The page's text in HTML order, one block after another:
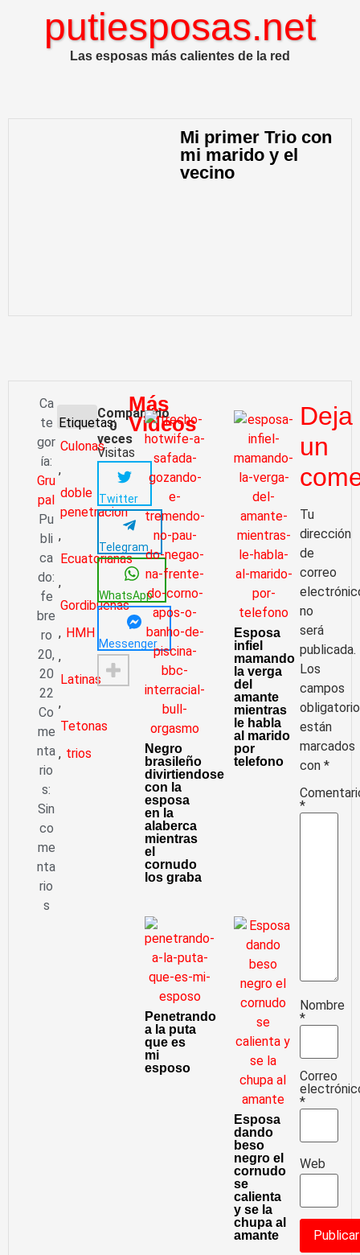
putiesposas.net
Las esposas más calientes de la red
Mi primer Trio con
mi marido y el
vecino
Ca
te
gor
ía:
Gru
pal
Pu
bli
ca
do:
fe
bre
ro
20,
20
22
Co
me
nta
rio
s:
Sin
co
me
nta
rio
s
Etiquetas:
Culonas
,
doble
penetracion
,
Ecuatorianas
,
Gordibuenas
, HMH
,
Latinas
,
Tetonas
, trios
Compartido
0
veces
Visitas
Twitter
Telegram
WhatsApp
Messenger
Más
Videos
Negro
brasileño
divirtiendose
con la
esposa
en la
alaberca
mientras
el
cornudo
los graba
Esposa
infiel
mamando
la verga
del
amante
mientras
le habla
al marido
por
telefono
Penetrando
a la puta
que es
mi
esposo
Esposa
dando
beso
negro el
cornudo
se
calienta
y se la
chupa al
amante
Deja
un
Tu
dirección
de
correo
no
será
publicada.
Los
campos
están
marcados
con *
*
Nombre
*
Correo
*
Web